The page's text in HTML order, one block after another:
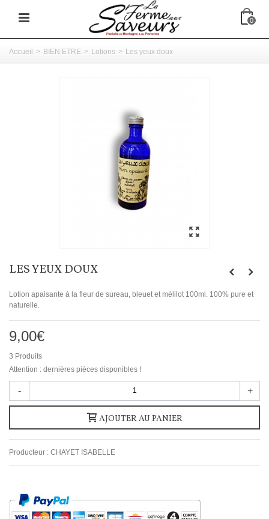
0
Accueil > BIEN ETRE > Lotions > Les yeux doux
LES YEUX DOUX
Lotion apaisante à la fleur de sureau, bleuet et mélilot 100ml. 100% pure et
naturelle.
9,00€
3 Produits
Attention : dernières pièces disponibles !
- +
AJOUTER AU PANIER
Producteur : CHAYET ISABELLE